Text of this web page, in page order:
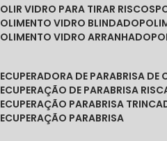
POLIR VIDRO PARA TIRAR RISCOS
POLIMENTO VIDRO BLINDADO
POLIMENTO VIDRO ARRANHADO
RECUPERADORA DE PARABRISA DE
RECUPERAÇÃO DE PARABRISA
RECUPERAÇÃO PARABRISA
RECUPERAÇÃO PARABRISA